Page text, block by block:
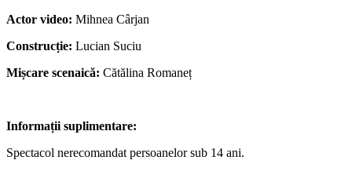
Actor video: Mihnea Cârjan
Construcție: Lucian Suciu
Mișcare scenaică: Cătălina Romaneț
Informații suplimentare:
Spectacol nerecomandat persoanelor sub 14 ani.